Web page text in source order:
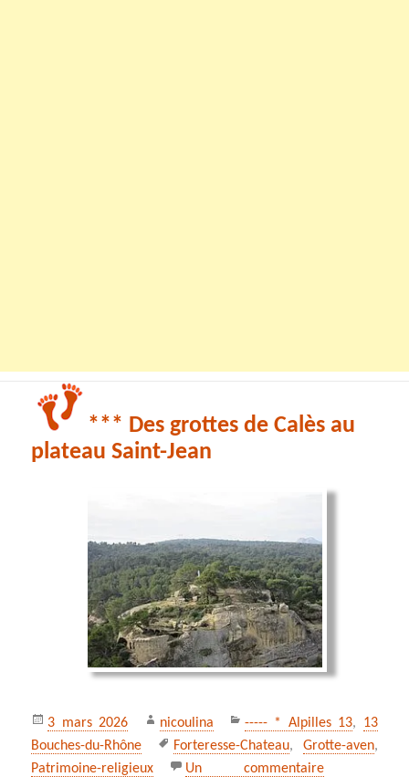
*** Des grottes de Calès au
plateau Saint-Jean
Publié
le
3 mars 2026 Auteur
nicoulina Catégories
----- * Alpilles 13, 13
Bouches-du-Rhône
Mots-
clés
Forteresse-Chateau, Grotte-aven,
Patrimoine-religieux
Un commentaire